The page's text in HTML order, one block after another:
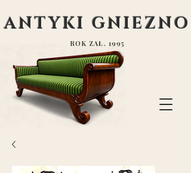
ANTYKI GNIEZNO
ROK ZAŁ. 1995